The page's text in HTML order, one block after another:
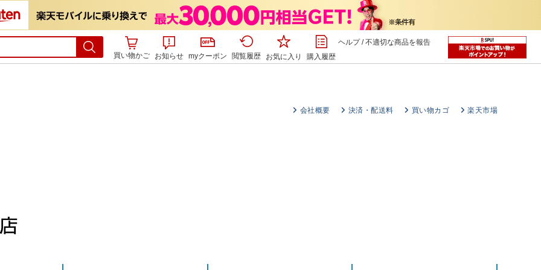
買い物かご お知らせ myクーポン 閲覧履歴 お気に入り 購入履歴
ヘルプ/不適切な商品を報告